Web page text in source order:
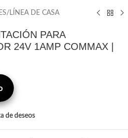
/ LÍNEA DE CASA
PARA
24V 1AMP COMMAX |
de deseos